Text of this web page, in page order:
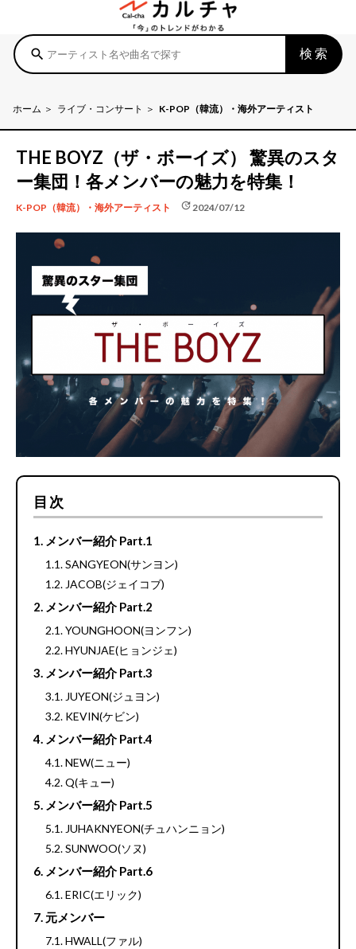
search 検索
ホーム ライブ・コンサート K-POP（韓流）・海外アーティスト
THE BOYZ（ザ・ボーイズ） 驚異のスタ
ー集団！各メンバーの魅力を特集！
K-POP（韓流）・海外アーティスト update 2024/07/12
目次
メンバー紹介 Part.1
SANGYEON(サンヨン)
JACOB(ジェイコブ)
メンバー紹介 Part.2
YOUNGHOON(ヨンフン)
HYUNJAE(ヒョンジェ)
メンバー紹介 Part.3
JUYEON(ジュヨン)
KEVIN(ケビン)
メンバー紹介 Part.4
NEW(ニュー)
Q(キュー)
メンバー紹介 Part.5
JUHAKNYEON(チュハンニョン)
SUNWOO(ソヌ)
メンバー紹介 Part.6
ERIC(エリック)
元メンバー
HWALL(ファル)